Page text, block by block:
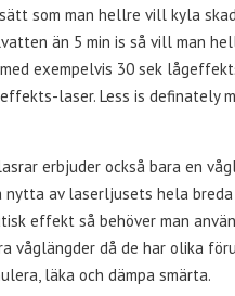
som man hellre vill kyla
än 5 min is så vill man
exempelvis 30 sek
laser. Less is definately
erbjuder också bara en
nytta av laserljusets hela
effekt så behöver man
våglängder då de har olika
läka och dämpa smärta.